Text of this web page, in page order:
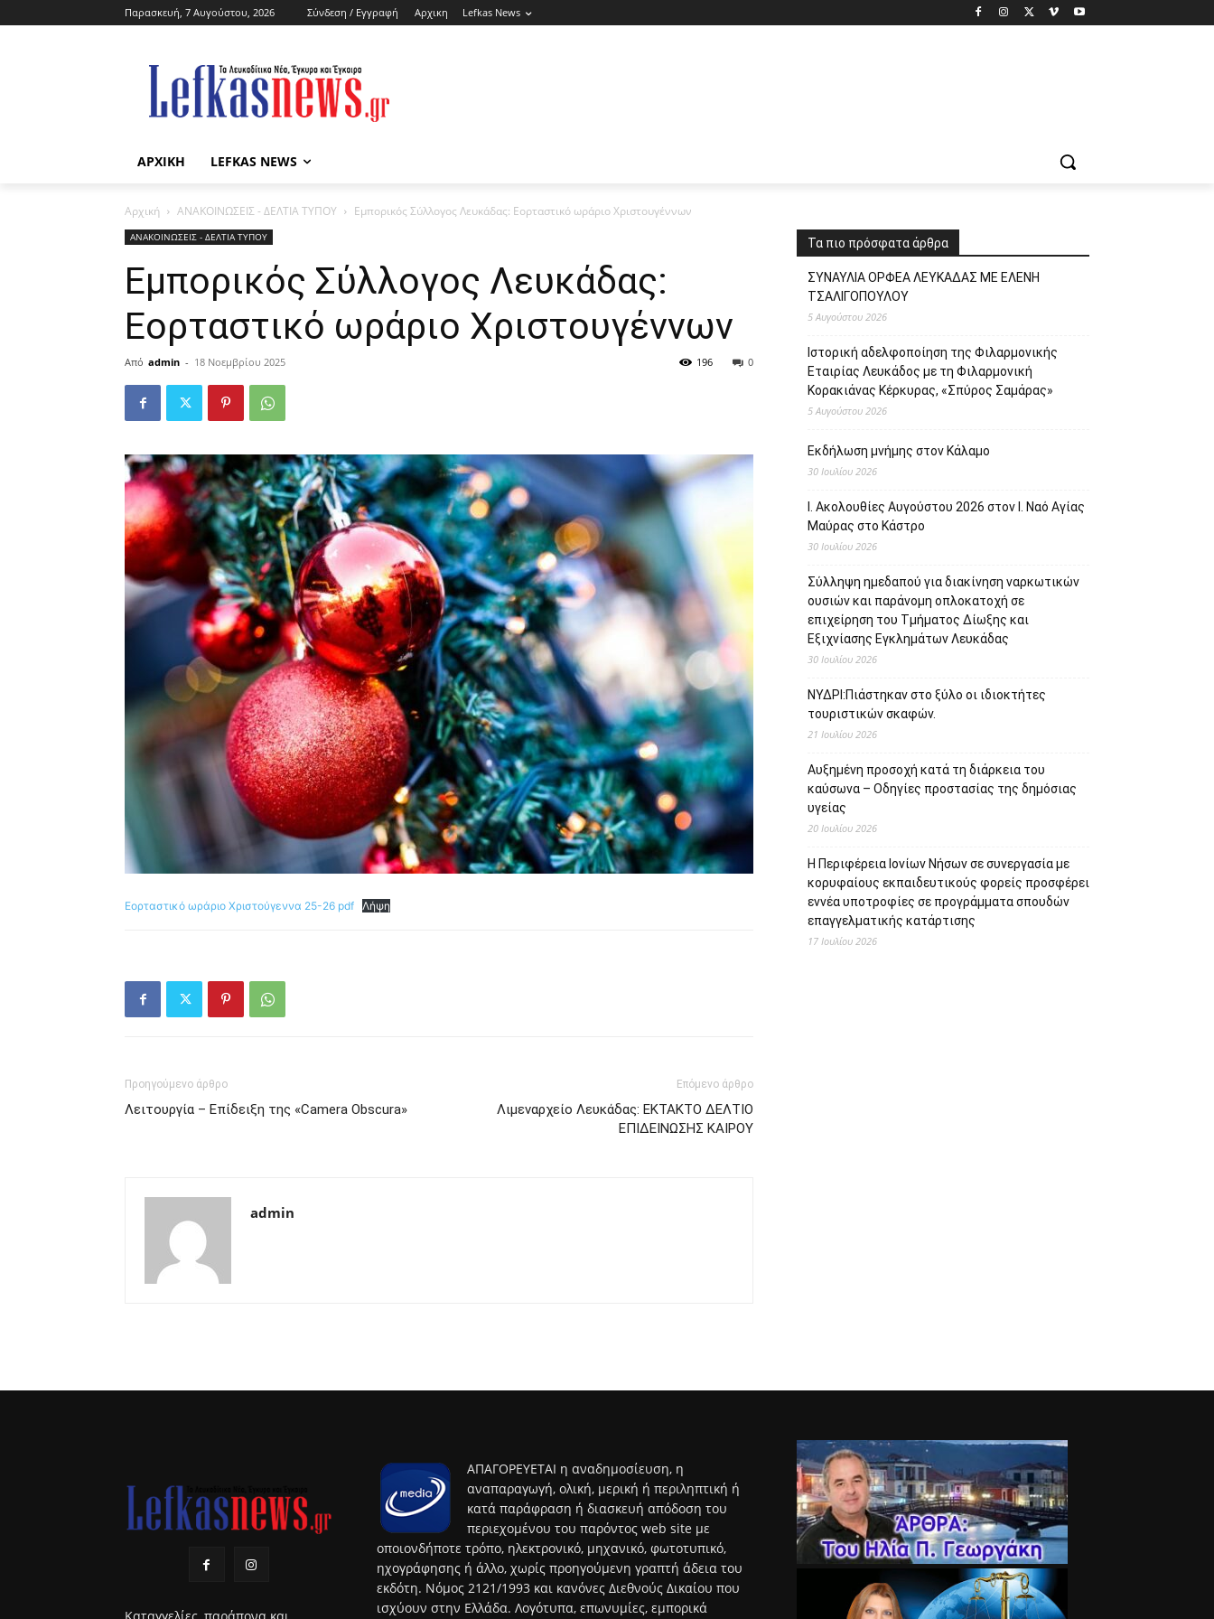
Παρασκευή, 7 Αυγούστου, 2026 Σύνδεση / Εγγραφή Αρχικη Lefkas News
ΑΡΧΙΚΗ LEFKAS NEWS
Αρχική ΑΝΑΚΟΙΝΩΣΕΙΣ - ΔΕΛΤΙΑ ΤΥΠΟΥ Εμπορικός Σύλλογος Λευκάδας: Εορταστικό ωράριο Χριστουγέννων
ΑΝΑΚΟΙΝΩΣΕΙΣ - ΔΕΛΤΙΑ ΤΥΠΟΥ
Εμπορικός Σύλλογος Λευκάδας:
Εορταστικό ωράριο Χριστουγέννων
Από admin - 18 Νοεμβρίου 2025 0
196
Εορταστικό ωράριο Χριστούγεννα 25-26 pdf Λήψη
Προηγούμενο άρθρο
Λειτουργία – Επίδειξη της «Camera Obscura»
Επόμενο άρθρο
Λιμεναρχείο Λευκάδας: ΕΚΤΑΚΤΟ ΔΕΛΤΙΟ
ΕΠΙΔΕΙΝΩΣΗΣ ΚΑΙΡΟΥ
admin
Τα πιο πρόσφατα άρθρα
ΣΥΝΑΥΛΙΑ ΟΡΦΕΑ ΛΕΥΚΑΔΑΣ ΜΕ ΕΛΕΝΗ
ΤΣΑΛΙΓΟΠΟΥΛΟΥ
5 Αυγούστου 2026
Ιστορική αδελφοποίηση της Φιλαρμονικής
Εταιρίας Λευκάδος με τη Φιλαρμονική
Κορακιάνας Κέρκυρας, «Σπύρος Σαμάρας»
5 Αυγούστου 2026
Εκδήλωση μνήμης στον Κάλαμο
30 Ιουλίου 2026
Ι. Ακολουθίες Αυγούστου 2026 στον Ι. Ναό Αγίας
Μαύρας στο Κάστρο
30 Ιουλίου 2026
Σύλληψη ημεδαπού για διακίνηση ναρκωτικών
ουσιών και παράνομη οπλοκατοχή σε
επιχείρηση του Τμήματος Δίωξης και
Εξιχνίασης Εγκλημάτων Λευκάδας
30 Ιουλίου 2026
ΝΥΔΡΙ:Πιάστηκαν στο ξύλο οι ιδιοκτήτες
τουριστικών σκαφών.
21 Ιουλίου 2026
Αυξημένη προσοχή κατά τη διάρκεια του
καύσωνα – Οδηγίες προστασίας της δημόσιας
υγείας
20 Ιουλίου 2026
Η Περιφέρεια Ιονίων Νήσων σε συνεργασία με
κορυφαίους εκπαιδευτικούς φορείς προσφέρει
εννέα υποτροφίες σε προγράμματα σπουδών
επαγγελματικής κατάρτισης
17 Ιουλίου 2026
Καταγγελίες, παράπονα και
ΑΠΑΓΟΡΕΥΕΤΑΙ η αναδημοσίευση, η
αναπαραγωγή, ολική, μερική ή περιληπτική ή
κατά παράφραση ή διασκευή απόδοση του
περιεχομένου του παρόντος web site με
οποιονδήποτε τρόπο, ηλεκτρονικό, μηχανικό, φωτοτυπικό,
ηχογράφησης ή άλλο, χωρίς προηγούμενη γραπτή άδεια του
εκδότη. Νόμος 2121/1993 και κανόνες Διεθνούς Δικαίου που
ισχύουν στην Ελλάδα. Λογότυπα, επωνυμίες, εμπορικά